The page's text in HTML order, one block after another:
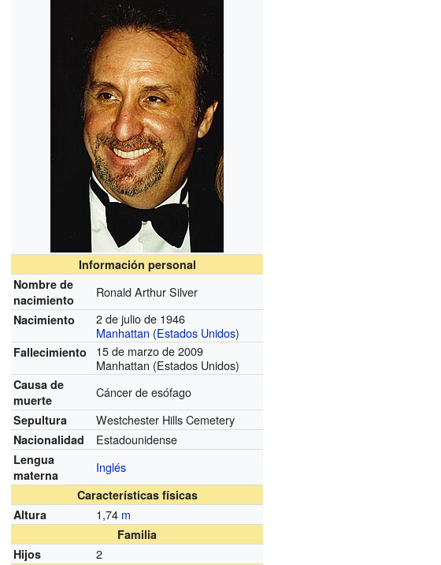
Información personal
Nombre de
nacimiento
Ronald Arthur Silver
Nacimiento
2 de julio de 1946
Manhattan (Estados Unidos)
Fallecimiento
15 de marzo de 2009
Manhattan (Estados Unidos)
Causa de
muerte
Cáncer de esófago
Sepultura Westchester Hills Cemetery
Nacionalidad Estadounidense
Lengua
materna
Inglés
Características físicas
Altura
1,74 m
Familia
Hijos
2